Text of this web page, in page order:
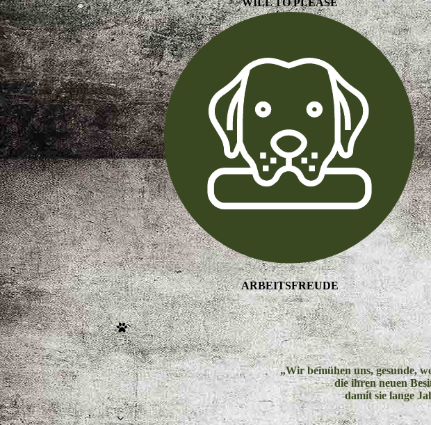
ARBEITSFREUDE
„Wir bemühen uns, gesunde,
die ihren neuen
damit sie lange